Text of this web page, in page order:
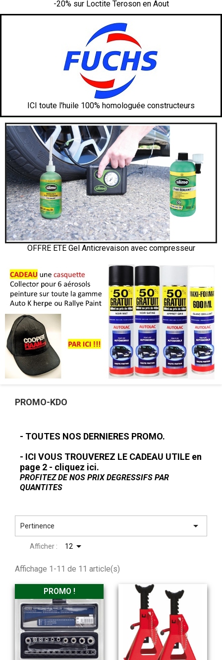
-20% sur Loctite Teroson en Aout
ICI toute l'huile 100% homologuée constructeurs
OFFRE ETE Gel Anticrevaison avec compresseur
PROMO-KDO
- TOUTES NOS DERNIERES PROMO.
- ICI VOUS TROUVEREZ LE CADEAU UTILE en
page 2 - cliquez ici.
PROFITEZ DE NOS PRIX DEGRESSIFS PAR
QUANTITES
Pertinence 
Afficher : 12 
Affichage 1-11 de 11 article(s)
PROMO !